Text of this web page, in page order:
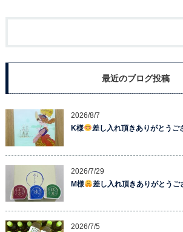
最近のブログ投稿
2026/8/7
K様
差し入れ頂きありがとう
2026/7/29
M様
差し入れ頂きありがとう
2026/7/5